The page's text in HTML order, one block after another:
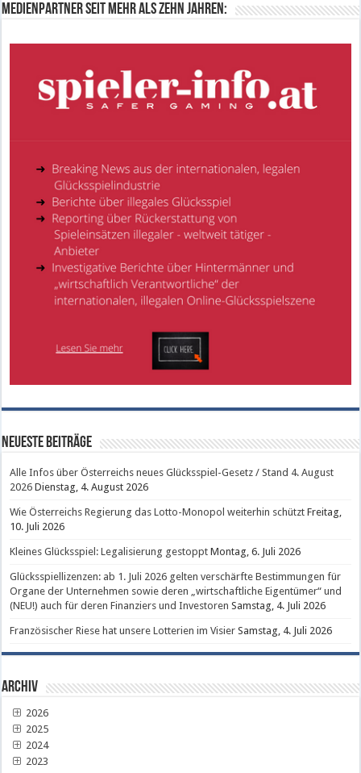
Medienpartner seit mehr als zehn Jahren:
Neueste Beiträge
Alle Infos über Österreichs neues Glücksspiel-Gesetz / Stand 4. August
2026 Dienstag, 4. August 2026
Wie Österreichs Regierung das Lotto-Monopol weiterhin schützt Freitag,
10. Juli 2026
Kleines Glücksspiel: Legalisierung gestoppt Montag, 6. Juli 2026
Glücksspiellizenzen: ab 1. Juli 2026 gelten verschärfte Bestimmungen für
Organe der Unternehmen sowie deren „wirtschaftliche Eigentümer“ und
(NEU!) auch für deren Finanziers und Investoren Samstag, 4. Juli 2026
Französischer Riese hat unsere Lotterien im Visier Samstag, 4. Juli 2026
Archiv
2026
2025
2024
2023